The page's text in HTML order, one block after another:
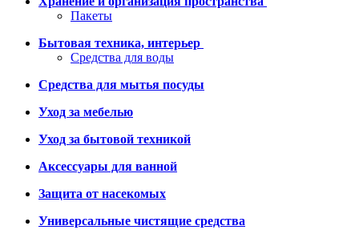
Пакеты
Бытовая техника, интерьер
Средства для воды
Средства для мытья посуды
Уход за мебелью
Уход за бытовой техникой
Аксессуары для ванной
Защита от насекомых
Универсальные чистящие средства